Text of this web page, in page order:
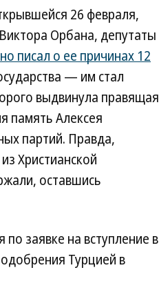
26 февраля,
Орбана, депутаты
писал о ее причинах 12
— им стал
выдвинула правящая
память Алексея
партий. Правда,
Христианской
оставшись
заявке на вступление в
Турцией в